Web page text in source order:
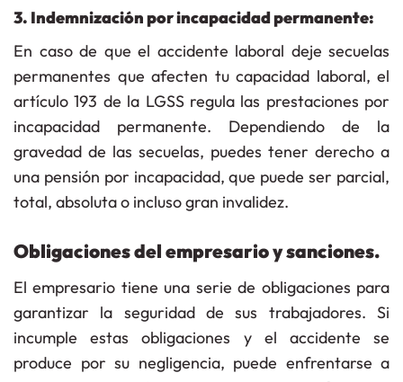
3. Indemnización por incapacidad permanente:
En caso de que el accidente laboral deje secuelas
permanentes que afecten tu capacidad laboral, el
artículo 193 de la LGSS regula las prestaciones por
incapacidad permanente. Dependiendo de la
gravedad de las secuelas, puedes tener derecho a
una pensión por incapacidad, que puede ser parcial,
total, absoluta o incluso gran invalidez.
Obligaciones del empresario y sanciones.
El empresario tiene una serie de obligaciones para
garantizar la seguridadde sus trabajadores. Si
incumple estas obligaciones y el accidente se
produce por su negligencia, puede enfrentarse a